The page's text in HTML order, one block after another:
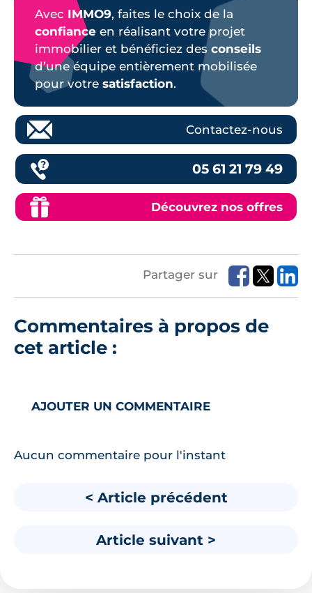
Avec IMMO9, faites le choix de la
confiance en réalisant votre projet
immobilier et bénéficiez des conseils
d’une équipe entièrement mobilisée
pour votre satisfaction.
Contactez-nous
05 61 21 79 49
Découvrez nos offres
Partager sur
Commentaires à propos de
cet article :
AJOUTER UN COMMENTAIRE
Aucun commentaire pour l'instant
< Article précédent
Article suivant >